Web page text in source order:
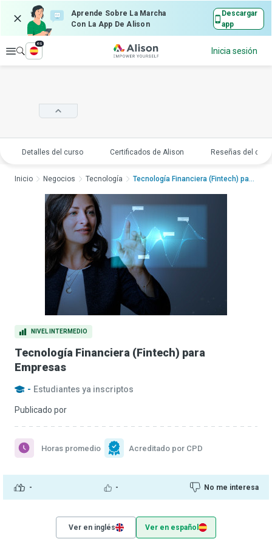
Aprende Sobre La Marcha
Con La App De Alison
Descargar
app
Explorar
es
Inicia sesión
Detalles del curso Certificados de Alison Reseñas del
NIVEL INTERMEDIO
Tecnología Financiera (Fintech) para
Empresas
- Estudiantes ya inscriptos
Publicado por
- - No me interesa
Horas promedio Acreditado por CPD
Inicio Negocios Tecnología Tecnología Financiera (Fintech) para Em...
Ver en inglés Ver en español